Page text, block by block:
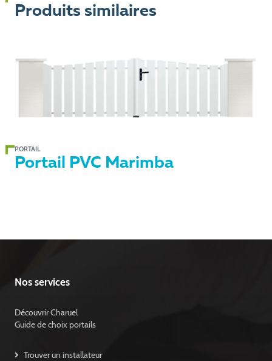
Produits similaires
PORTAIL
Portail PVC Marimba
Nos services
Découvrir Charuel
Guide de choix portails
Trouver un installateur